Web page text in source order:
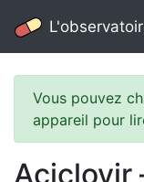
Vous pouvez
appareil pour
Aciclovir